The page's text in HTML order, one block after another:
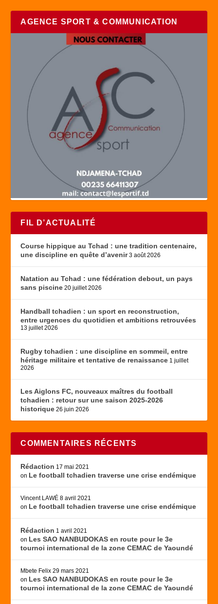
AGENCE SPORT & COMMUNICATION
FIL D’ACTUALITÉ
Course hippique au Tchad : une tradition centenaire,
une discipline en quête d’avenir 3 août 2026
Natation au Tchad : une fédération debout, un pays
sans piscine 20 juillet 2026
Handball tchadien : un sport en reconstruction,
entre urgences du quotidien et ambitions retrouvées
13 juillet 2026
Rugby tchadien : une discipline en sommeil, entre
héritage militaire et tentative de renaissance 1 juillet
2026
Les Aiglons FC, nouveaux maîtres du football
tchadien : retour sur une saison 2025-2026
historique 26 juin 2026
COMMENTAIRES RÉCENTS
Rédaction 17 mai 2021
on Le football tchadien traverse une crise endémique
Vincent LAWÉ 8 avril 2021
on Le football tchadien traverse une crise endémique
Rédaction 1 avril 2021
on Les SAO NANBUDOKAS en route pour le 3e
tournoi international de la zone CEMAC de Yaoundé
Mbete Felix 29 mars 2021
on Les SAO NANBUDOKAS en route pour le 3e
tournoi international de la zone CEMAC de Yaoundé